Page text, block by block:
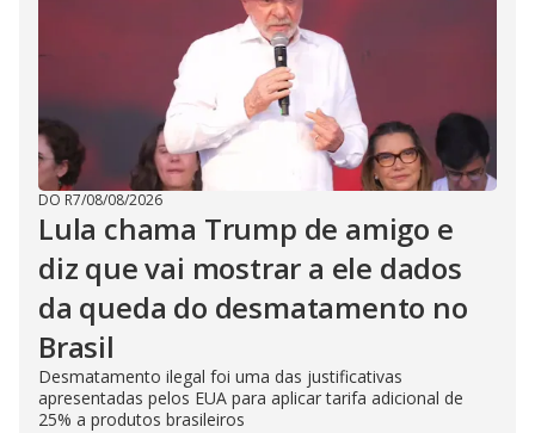
DO R7/08/08/2026
Lula chama Trump de amigo e
diz que vai mostrar a ele dados
da queda do desmatamento no
Brasil
Desmatamento ilegal foi uma das justificativas
apresentadas pelos EUA para aplicar tarifa adicional de
25% a produtos brasileiros